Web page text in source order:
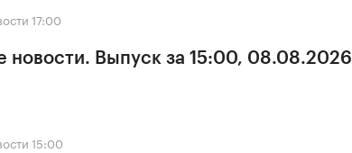
17:00
новости. Выпуск за 15:00, 08.08.2026
15:00